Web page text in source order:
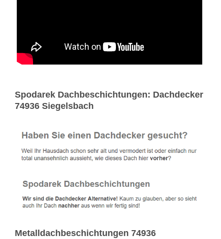
Spodarek Dachbeschichtungen: Dachdecker
74936 Siegelsbach
Metalldachbeschichtungen 74936